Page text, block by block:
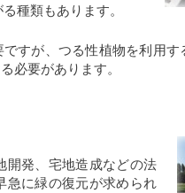
種類もあります。
すが、つる性植物を利用
必要があります。
開発、宅地造成などの法
急に緑の復元が求められ